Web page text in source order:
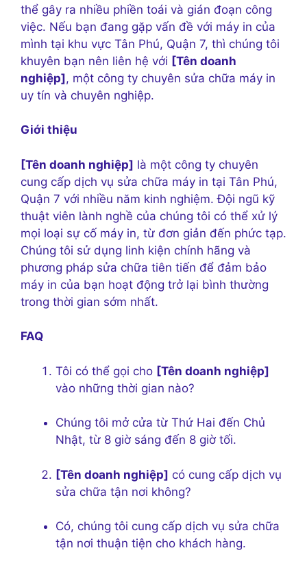
thể gây ra nhiều phiền toái và gián đoạn công
việc. Nếu bạn đang gặp vấn đề với máy in của
mình tại khu vực Tân Phú, Quận 7, thì chúng tôi
khuyên bạn nên liên hệ với [Tên doanh
nghiệp], một công ty chuyên sửa chữa máy in
uy tín và chuyên nghiệp.
Giới thiệu
[Tên doanh nghiệp] là một công ty chuyên
cung cấp dịch vụ sửa chữa máy in tại Tân Phú,
Quận 7 với nhiều năm kinh nghiệm. Đội ngũ kỹ
thuật viên lành nghề của chúng tôi có thể xử lý
mọi loại sự cố máy in, từ đơn giản đến phức tạp.
Chúng tôi sử dụng linh kiện chính hãng và
phương pháp sửa chữa tiên tiến để đảm bảo
máy in của bạn hoạt động trở lại bình thường
trong thời gian sớm nhất.
FAQ
Tôi có thể gọi cho [Tên doanh nghiệp]
vào những thời gian nào?
Chúng tôi mở cửa từ Thứ Hai đến Chủ
Nhật, từ 8 giờ sáng đến 8 giờ tối.
[Tên doanh nghiệp] có cung cấp dịch vụ
sửa chữa tận nơi không?
Có, chúng tôi cung cấp dịch vụ sửa chữa
tận nơi thuận tiện cho khách hàng.